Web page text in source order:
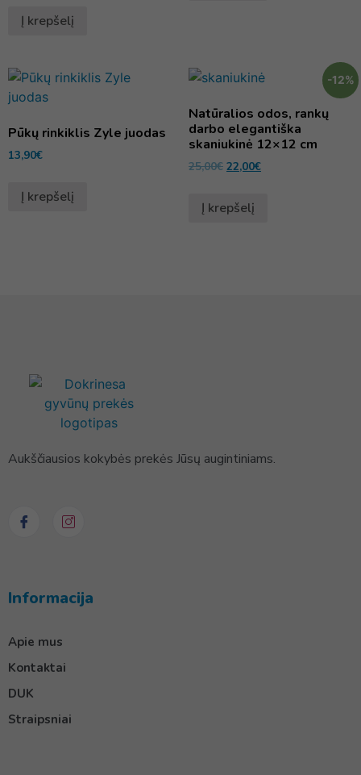
Į krepšelį
Pūkų rinkiklis Zyle juodas
13,90€
Į krepšelį
-12%
Natūralios odos, rankų
darbo elegantiška
skaniukinė 12×12 cm
25,00€ 22,00€
Į krepšelį
Aukščiausios kokybės prekės Jūsų augintiniams.
Informacija
Apie mus
Kontaktai
DUK
Straipsniai